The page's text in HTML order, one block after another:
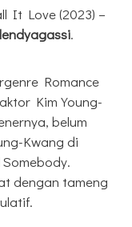
It Love (2023) –
lendyagassi.
Romance
Kim Young-
belum
Kwang di
dengan tameng